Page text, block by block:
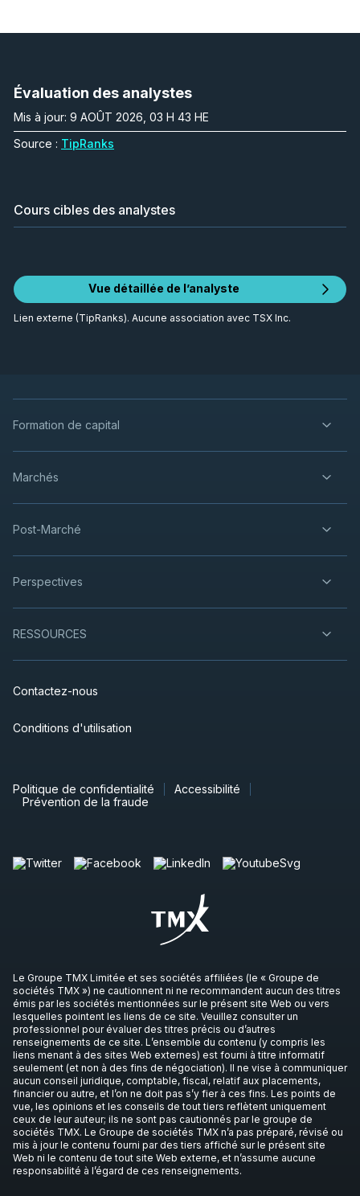
Évaluation des analystes
Mis à jour: 9 AOÛT 2026, 03 H 43 HE
Source : TipRanks
Cours cibles des analystes
Vue détaillée de l’analyste
Lien externe (TipRanks). Aucune association avec TSX Inc.
Formation de capital
Marchés
Post-Marché
Perspectives
RESSOURCES
Contactez-nous
Conditions d'utilisation
Politique de confidentialité
Accessibilité
Prévention de la fraude
Le Groupe TMX Limitée et ses sociétés affiliées (le « Groupe de
sociétés TMX ») ne cautionnent ni ne recommandent aucun des titres
émis par les sociétés mentionnées sur le présent site Web ou vers
lesquelles pointent les liens de ce site. Veuillez consulter un
professionnel pour évaluer des titres précis ou d’autres
renseignements de ce site. L’ensemble du contenu (y compris les
liens menant à des sites Web externes) est fourni à titre informatif
seulement (et non à des fins de négociation). Il ne vise à communiquer
aucun conseil juridique, comptable, fiscal, relatif aux placements,
financier ou autre, et l’on ne doit pas s’y fier à ces fins. Les points de
vue, les opinions et les conseils de tout tiers reflètent uniquement
ceux de leur auteur; ils ne sont pas cautionnés par le groupe de
sociétés TMX. Le Groupe de sociétés TMX n’a pas préparé, révisé ou
mis à jour le contenu fourni par des tiers affiché sur le présent site
Web ni le contenu de tout site Web externe, et n’assume aucune
responsabilité à l’égard de ces renseignements.